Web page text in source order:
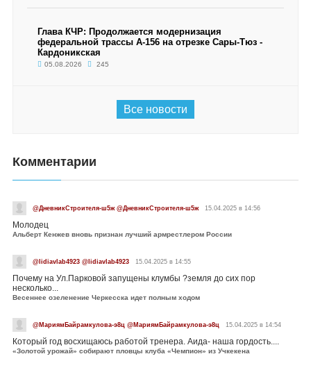
Глава КЧР: Продолжается модернизация
федеральной трассы А-156 на отрезке Сары-Тюз -
Кардоникская
05.08.2026 245
Все новости
Комментарии
@ДневникСтроителя-ш5ж @ДневникСтроителя-ш5ж 15.04.2025 в 14:56
Молодец
Альберт Кенжев вновь признан лучший армрестлером России
@lidiavlab4923 @lidiavlab4923 15.04.2025 в 14:55
Почему на Ул.Парковой запущены клумбы ?земля до сих пор
несколько...
Весеннее озеленение Черкесска идет полным ходом
@МариямБайрамкулова-э8ц @МариямБайрамкулова-э8ц 15.04.2025 в 14:54
Который год восхищаюсь работой тренера. Аида- наша гордость....
«Золотой урожай» собирают пловцы клуба «Чемпион» из Учкекена